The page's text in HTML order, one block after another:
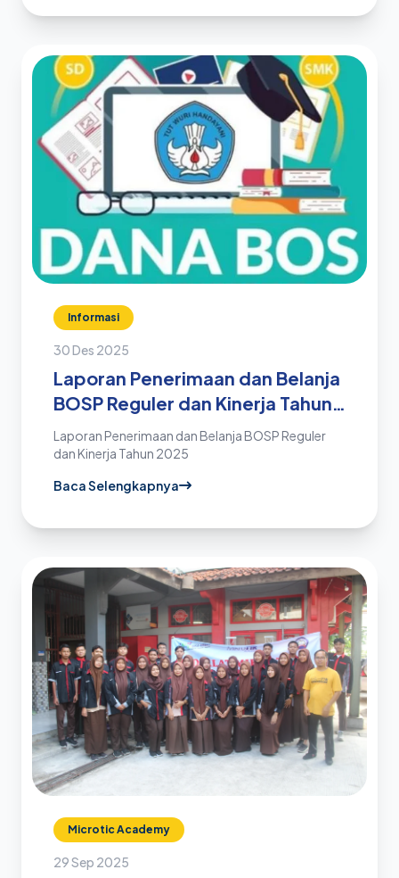
Informasi
30 Des 2025
Laporan Penerimaan dan Belanja
BOSP Reguler dan Kinerja Tahun
2025
Laporan Penerimaan dan Belanja BOSP Reguler
dan Kinerja Tahun 2025
Baca Selengkapnya
Microtic Academy
29 Sep 2025